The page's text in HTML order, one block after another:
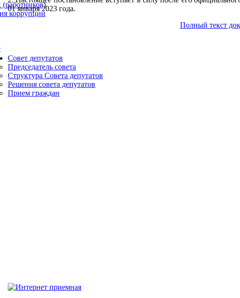
коррупции
01 января 2023 года.
Полный текст
Совет депутатов
Председатель совета
Структура Совета депутатов
Решения совета депутатов
Прием граждан